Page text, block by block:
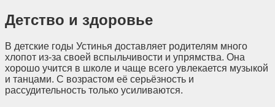
Детство и здоровье
В детские годы Устинья доставляет родителям много
хлопот из-за своей вспыльчивости и упрямства. Она
хорошо учится в школе и чаще всего увлекается музыкой
и танцами. С возрастом её серьёзность и
рассудительность только усиливаются.